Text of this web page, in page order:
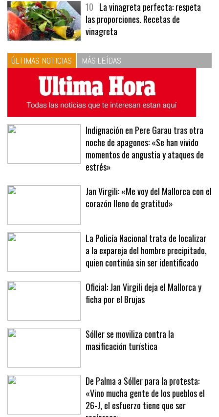
10 La vinagreta perfecta: respeta
las proporciones. Recetas de
vinagreta
ÚLTIMAS NOTICIAS MÁS LEÍDAS
Indignación en Pere Garau tras otra
noche de apagones: «Se han vivido
momentos de angustia y ataques de
estrés»
Jan Virgili: «Me voy del Mallorca con el
corazón lleno de gratitud»
La Policía Nacional trata de localizar
a la expareja del hombre precipitado,
quien continúa sin ser identificado
Oficial: Jan Virgili deja el Mallorca y
ficha por el Brujas
Sóller se moviliza contra la
masificación turística
De Palma a Sóller para la protesta:
«Vino mucha gente de los pueblos el
26-J, el esfuerzo tiene que ser